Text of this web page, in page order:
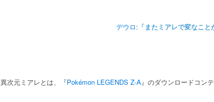
デウロ: 「またミアレで変なこと
異次元ミアレとは、『Pokémon LEGENDS Z-A』のダウンロードコン